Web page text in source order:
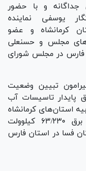
و با حضور
یوسفی نماینده
کرمانشاه و عضو
مجلس و حسنعلی
فارس در مجلس شورای
تبیین وضعیت
پایدار تاسیسات آب
استان‌های کرمانشاه
و فارس همچنین احداث ایستگاه برق ۶۳/۲۳۰ کیلوولت
فسا در استان فارس